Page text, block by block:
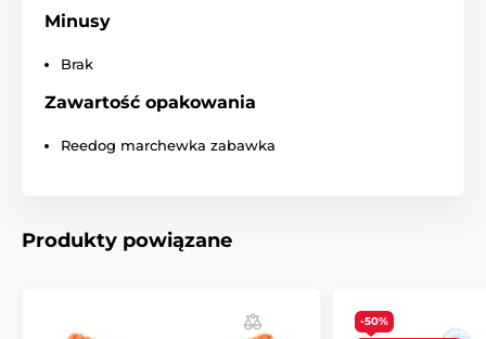
Minusy
Brak
Zawartość opakowania
Reedog marchewka zabawka
Produkty powiązane
-50%